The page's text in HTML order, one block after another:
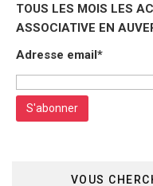
TOUS LES MOIS LES
ASSOCIATIVE EN
Adresse email*
VOUS